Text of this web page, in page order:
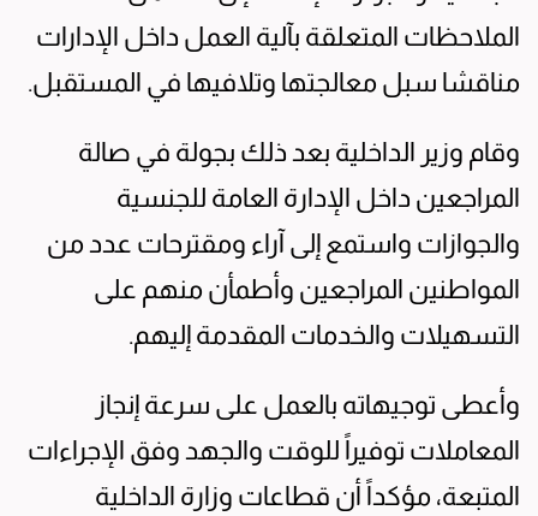
الملاحظات المتعلقة بآلية العمل داخل الإدارات
مناقشا سبل معالجتها وتلافيها في المستقبل.
وقام وزير الداخلية بعد ذلك بجولة في صالة
المراجعين داخل الإدارة العامة للجنسية
والجوازات واستمع إلى آراء ومقترحات عدد من
المواطنين المراجعين وأطمأن منهم على
التسهيلات والخدمات المقدمة إليهم.
وأعطى توجيهاته بالعمل على سرعة إنجاز
المعاملات توفيراً للوقت والجهد وفق الإجراءات
المتبعة، مؤكداً أن قطاعات وزارة الداخلية